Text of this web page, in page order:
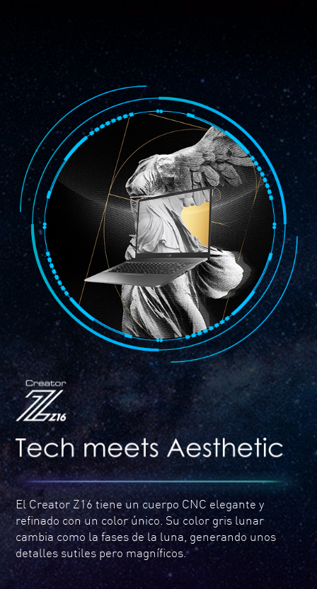
El Creator Z16 tiene un cuerpo CNC elegante y
refinado con un color único. Su color gris lunar
cambia como la fases de la luna, generando unos
detalles sutiles pero magníficos.